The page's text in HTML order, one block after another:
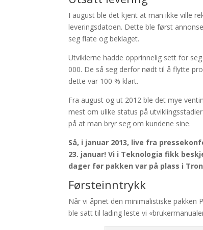
I august ble det kjent at man ikke ville
leveringsdatoen. Dette ble først
seg flate og beklaget.
Utviklerne hadde opprinnelig sett for
000. De så seg derfor nødt til å flytte
dette var 100 % klart.
Fra august og ut 2012 ble det mye
mest om ulike status på
på at man bryr seg om kundene sine.
Så, i januar 2013, live fra
23. januar! Vi i Teknologia fikk
dager før pakken var på plass i
Førsteinntrykk
Når vi åpnet den minimalistiske
ble satt til lading leste vi